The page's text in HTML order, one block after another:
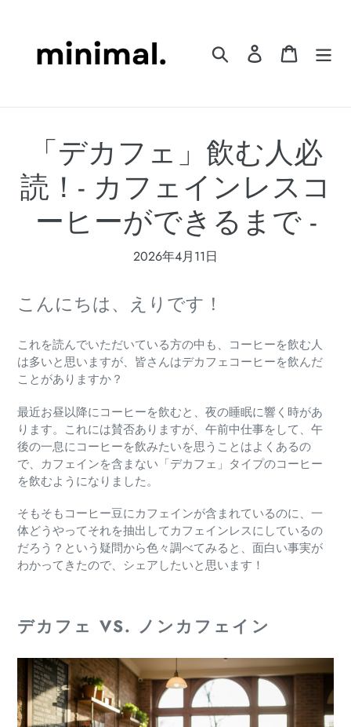
検索 ログインカート
「デカフェ」飲む人必
読！- カフェインレスコ
ーヒーができるまで -
2026年4月11日
こんにちは、えりです！
これを読んでいただいている方の中も、コーヒーを飲む人
は多いと思いますが、皆さんはデカフェコーヒーを飲んだ
ことがありますか？
最近お昼以降にコーヒーを飲むと、夜の睡眠に響く時があ
ります。これには賛否ありますが、午前中仕事をして、午
後の一息にコーヒーを飲みたいを思うことはよくあるの
で、カフェインを含まない「デカフェ」タイプのコーヒー
を飲むようになりました。
そもそもコーヒー豆にカフェインが含まれているのに、一
体どうやってそれを抽出してカフェインレスにしているの
だろう？という疑問から色々調べてみると、面白い事実が
わかってきたので、シェアしたいと思います！
デカフェ VS. ノンカフェイン